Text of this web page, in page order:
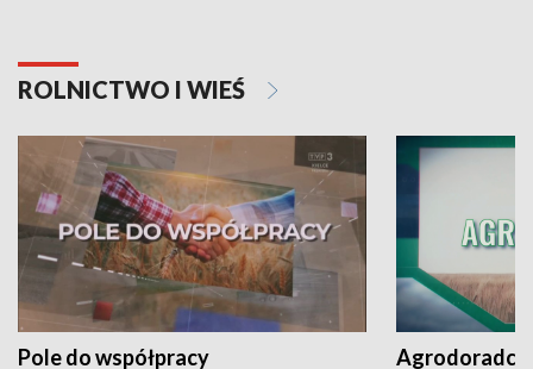
ROLNICTWO I WIEŚ
Pole do współpracy Agrodoradcy